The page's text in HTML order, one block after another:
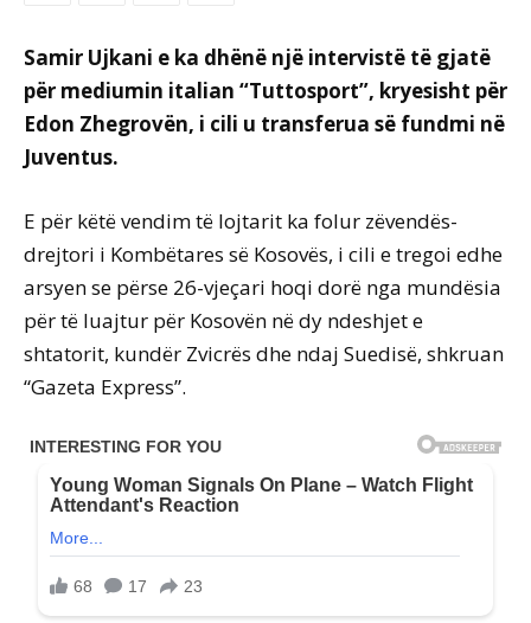
Samir Ujkani e ka dhënë një intervistë të gjatë
për mediumin italian “Tuttosport”, kryesisht për
Edon Zhegrovën, i cili u transferua së fundmi në
Juventus.
E për këtë vendim të lojtarit ka folur zëvendës-
drejtori i Kombëtares së Kosovës, i cili e tregoi edhe
arsyen se përse 26-vjeçari hoqi dorë nga mundësia
për të luajtur për Kosovën në dy ndeshjet e
shtatorit, kundër Zvicrës dhe ndaj Suedisë, shkruan
“Gazeta Express”.